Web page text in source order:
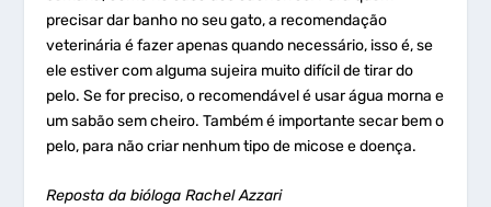
precisar dar banho no seu gato, a recomendação
veterinária é fazer apenas quando necessário, isso é, se
ele estiver com alguma sujeira muito difícil de tirar do
pelo. Se for preciso, o recomendável é usar água morna e
um sabão sem cheiro. Também é importante secar bem o
pelo, para não criar nenhum tipo de micose e doença.
Reposta da bióloga Rachel Azzari